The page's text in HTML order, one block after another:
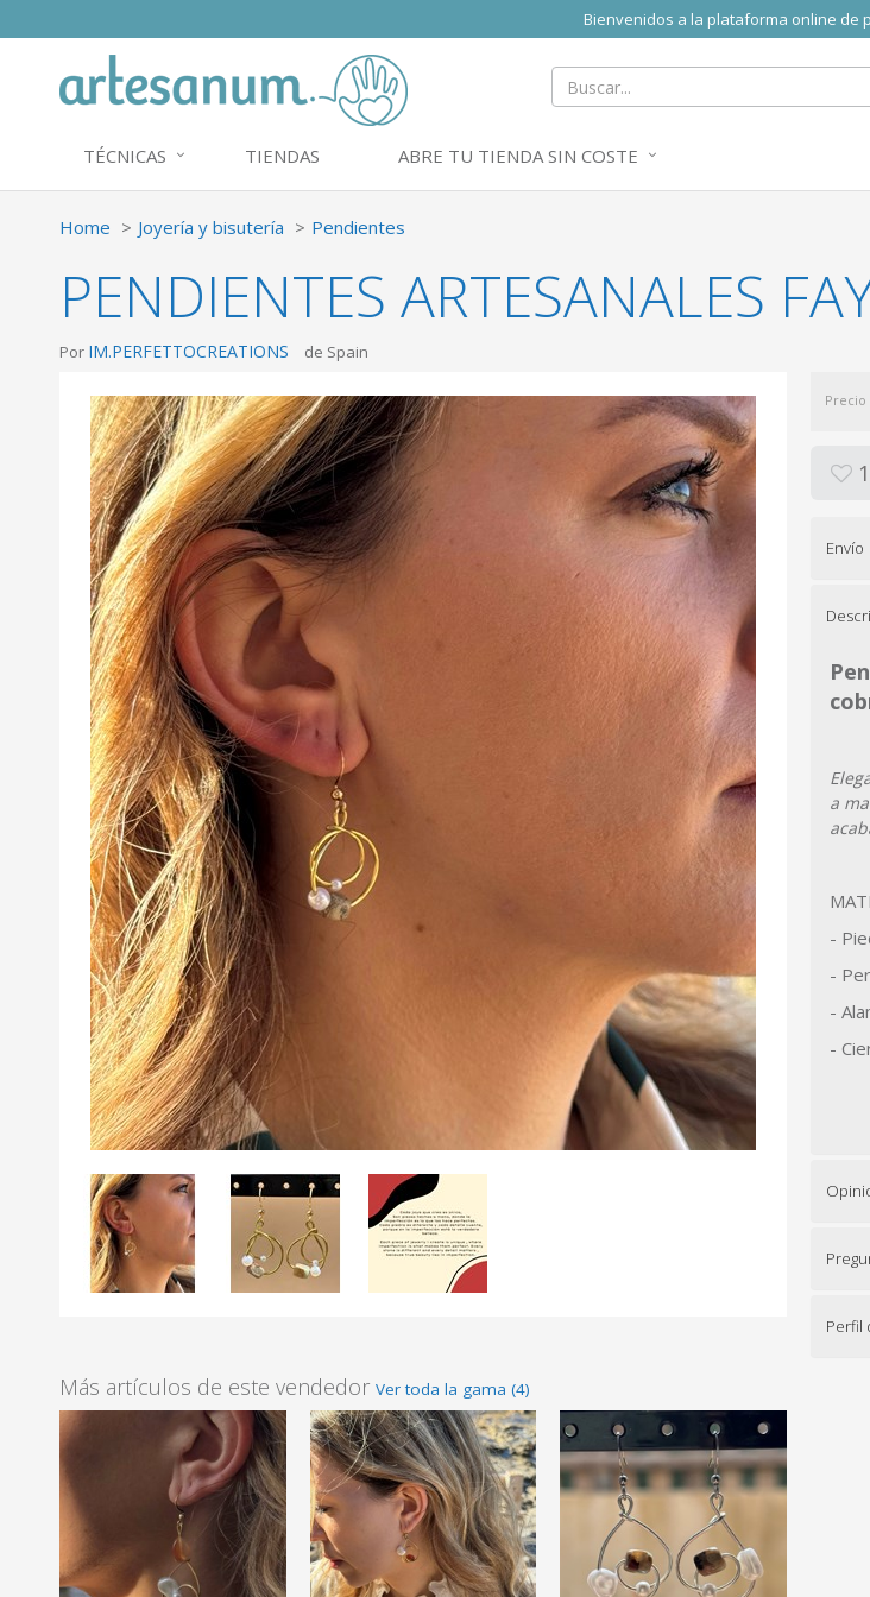
Bienvenidos a la plataforma online de
TÉCNICAS TIENDAS ABRE TU TIENDA SIN COSTE
Home Joyería y bisutería Pendientes
PENDIENTES ARTESANALES
Por IM.PERFETTOCREATIONS de Spain
Más artículos de este vendedor Ver toda la gama (4)
Precio
1
Envío
a
-
-
-
-
Perfil